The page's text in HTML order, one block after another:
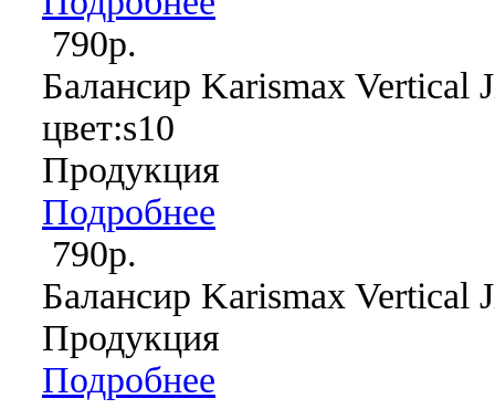
790р.
Балансир Karismax Vertical
цвет:s10
Продукция
Подробнее
790р.
Балансир Karismax Vertical
Продукция
Подробнее